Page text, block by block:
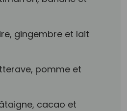
gingembre et lait
pomme et
cacao et